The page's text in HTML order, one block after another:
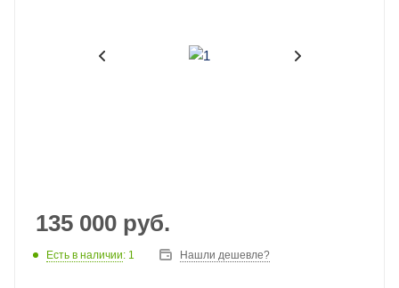
135 000 руб.
Есть в наличии: 1 Нашли дешевле?